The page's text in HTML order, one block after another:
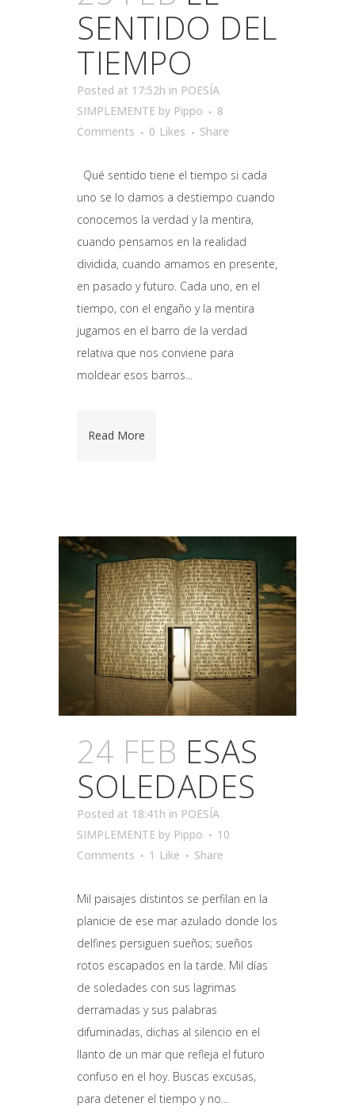
SENTIDO DEL
TIEMPO
Posted at 17:52h in POESÍA
SIMPLEMENTE by Pippo
8
Comments
0 Likes Share
Qué sentido tiene el tiempo si cada
uno se lo damos a destiempo cuando
conocemos la verdad y la mentira,
cuando pensamos en la realidad
dividida, cuando amamos en presente,
en pasado y futuro. Cada uno, en el
tiempo, con el engaño y la mentira
jugamos en el barro de la verdad
relativa que nos conviene para
moldear esos barros...
Read More
24 FEB ESAS
SOLEDADES
Posted at 18:41h in POESÍA
SIMPLEMENTE by Pippo
10
Comments
1 Like Share
Mil paisajes distintos se perfilan en la
planicie de ese mar azulado donde los
delfines persiguen sueños; sueños
rotos escapados en la tarde. Mil días
de soledades con sus lagrimas
derramadas y sus palabras
difuminadas, dichas al silencio en el
llanto de un mar que refleja el futuro
confuso en el hoy. Buscas excusas,
para detener el tiempo y no...